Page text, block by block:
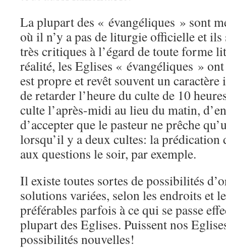
La plupart des « évangéliques » sont
où il n’y a pas de liturgie officielle et
très critiques à l’égard de toute forme
réalité, les Eglises « évangéliques »
est propre et revêt souvent un
de retarder l’heure du culte de 10
culte l’après-midi au lieu du matin,
d’accepter que le pasteur ne prêche
lorsqu’il y a deux cultes: la prédication
aux questions le soir, par exemple.
Il existe toutes sortes de possibilités
solutions variées, selon les endroits et
préférables parfois à ce qui se passe
plupart des Eglises. Puissent nos
possibilités nouvelles!